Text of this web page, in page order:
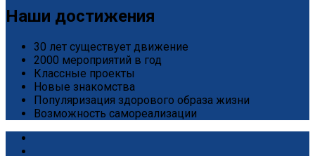
Наши достижения
30 лет существует движение
2000 мероприятий в год
Классные проекты
Новые знакомства
Популяризация здорового образа жизни
Возможность самореализации